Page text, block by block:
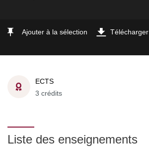
Ajouter à la sélection Télécharger
ECTS
3 crédits
Liste des enseignements